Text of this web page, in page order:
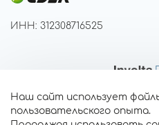
ИНН: 312308716525
Наш сайт использует
пользовательского опыта.